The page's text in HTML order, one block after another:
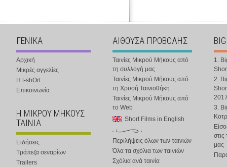
ΓΕΝΙΚΑ
Αρχική
Μικρές αγγελίες
Η t-shOrt
Επικοινωνία
Η ΜΙΚΡΟΥ ΜΗΚΟΥΣ
ΤΑΙΝΙΑ
Ειδήσεις
Τράπεζα σεναρίων
Trailers
ΑΙΘΟΥΣΑ ΠΡΟΒΟΛΗΣ
Ταινίες Μικρού Μήκους από
τη συλλογή μας
Ταινίες Μικρού Μήκους από
τη Χρυσή Ταινιοθήκη
Ταινίες Μικρού Μήκους από
το Web
Short Films in English
Περιλήψεις όλων των ταινιών
Όλα τα σχόλια των ταινιών
Σχόλια ανά ταινία
1.
2.
3.
στις
μας